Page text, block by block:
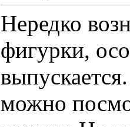
Нередко
фигурки,
можно